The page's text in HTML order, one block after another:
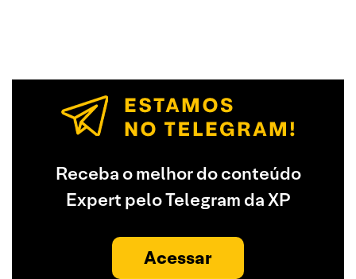
Receba o melhor do conteúdo
Expert pelo Telegram da XP
Acessar